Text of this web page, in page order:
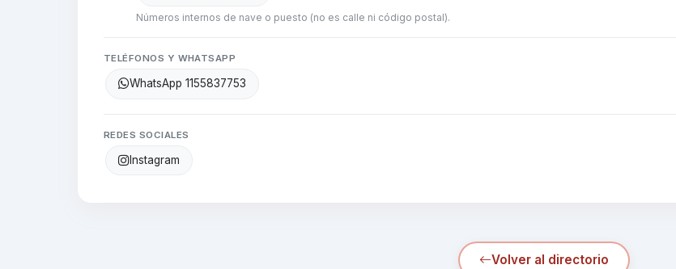
Números internos de nave o puesto (no es calle ni código postal).
TELÉFONOS Y WHATSAPP
WhatsApp 1155837753
REDES SOCIALES
Instagram
Volver al directorio